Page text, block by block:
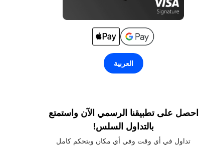
العربية
احصل على تطبيقنا الرسمي الآن واستمتع
بالتداول السلس!
تداول في أي وقت وفي أي مكان وبتحكم كامل